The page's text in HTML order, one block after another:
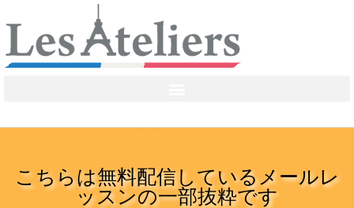
こちらは無料配信しているメールレ
ッスンの一部抜粋です